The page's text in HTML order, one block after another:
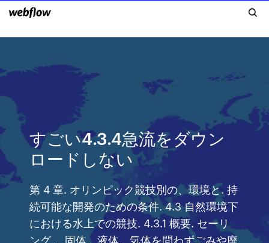
すごい4.3.4急流をダウン
ロードしない
第 4 章. オリンピック競技別の、環境と. 持
続可能な開発のための条件. 4.3 自然環境下
における水上での競技. 4.3.1 概要. セーリ
ング、 固体、液体、気体を問わずごみや廃